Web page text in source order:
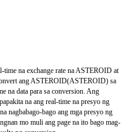
na exchange rate na ASTEROID at
ang ASTEROID(ASTEROID) sa
na data para sa conversion. Ang
na ang real-time na presyo ng
nagbabago-bago ang mga presyo ng
mo muli ang page na ito bago mag-